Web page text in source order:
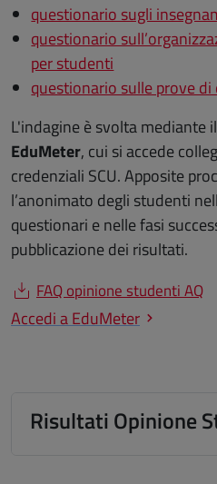
questionario sugli
questionario
per studenti
questionario sulle prove di
L'indagine è svolta mediante
EduMeter, cui si accede
credenziali SCU. Apposite
l’anonimato degli studenti
questionari e nelle fasi
pubblicazione dei risultati.
FAQ opinione studenti AQ
Accedi a EduMeter
Risultati Opinione